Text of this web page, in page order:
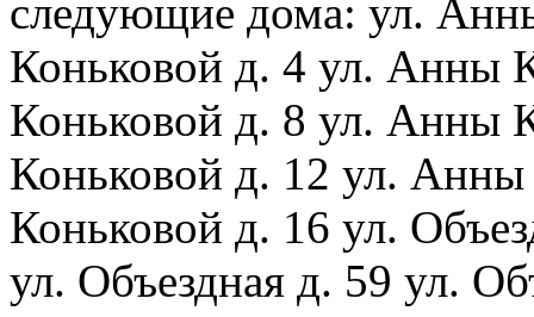
следующие дома: ул.
Коньковой д. 4 ул. Анны
Коньковой д. 8 ул. Анны
Коньковой д. 12 ул.
Коньковой д. 16 ул.
ул. Объездная д. 59 ул.